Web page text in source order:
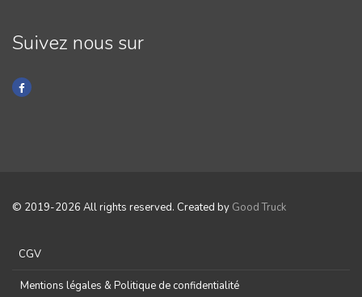
Suivez nous sur
© 2019-2026 All rights reserved. Created by Good Truck
CGV
Mentions légales & Politique de confidentialité